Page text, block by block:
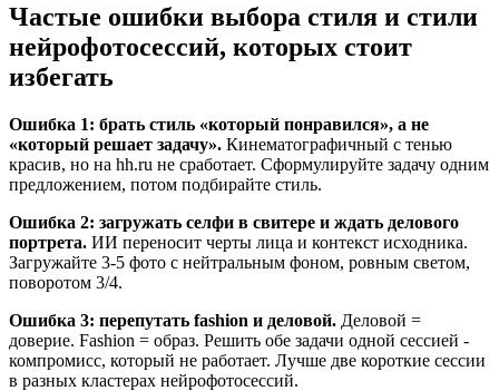
Частые ошибки выбора стиля и стили
нейрофотосессий, которых стоит
избегать
Ошибка 1: брать стиль «который понравился», а не
«который решает задачу». Кинематографичный с тенью
красив, но на hh.ru не сработает. Сформулируйте задачу одним
предложением, потом подбирайте стиль.
Ошибка 2: загружать селфи в свитере и ждать делового
портрета. ИИ переносит черты лица и контекст исходника.
Загружайте 3-5 фото с нейтральным фоном, ровным светом,
поворотом 3/4.
Ошибка 3: перепутать fashion и деловой. Деловой =
доверие. Fashion = образ. Решить обе задачи одной сессией -
компромисс, который не работает. Лучше две короткие сессии
в разных кластерах нейрофотосессий.